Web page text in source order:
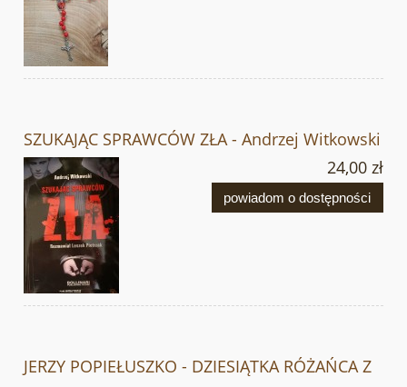
SZUKAJĄC SPRAWCÓW ZŁA - Andrzej Witkowski
24,00 zł
powiadom o dostępności
JERZY POPIEŁUSZKO - DZIESIĄTKA RÓŻAŃCA Z